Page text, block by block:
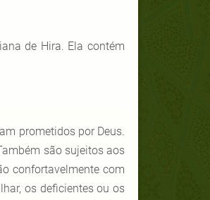
de Hira. Ela contém
prometidos por Deus.
são sujeitos aos
confortavelmente com
os deficientes ou os